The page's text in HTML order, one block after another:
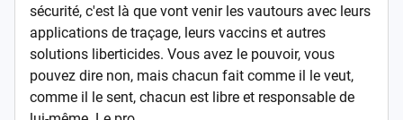
sécurité, c'est là que vont venir les vautours avec leurs
applications de traçage, leurs vaccins et autres
solutions liberticides. Vous avez le pouvoir, vous
pouvez dire non, mais chacun fait comme il le veut,
comme il le sent, chacun est libre et responsable de